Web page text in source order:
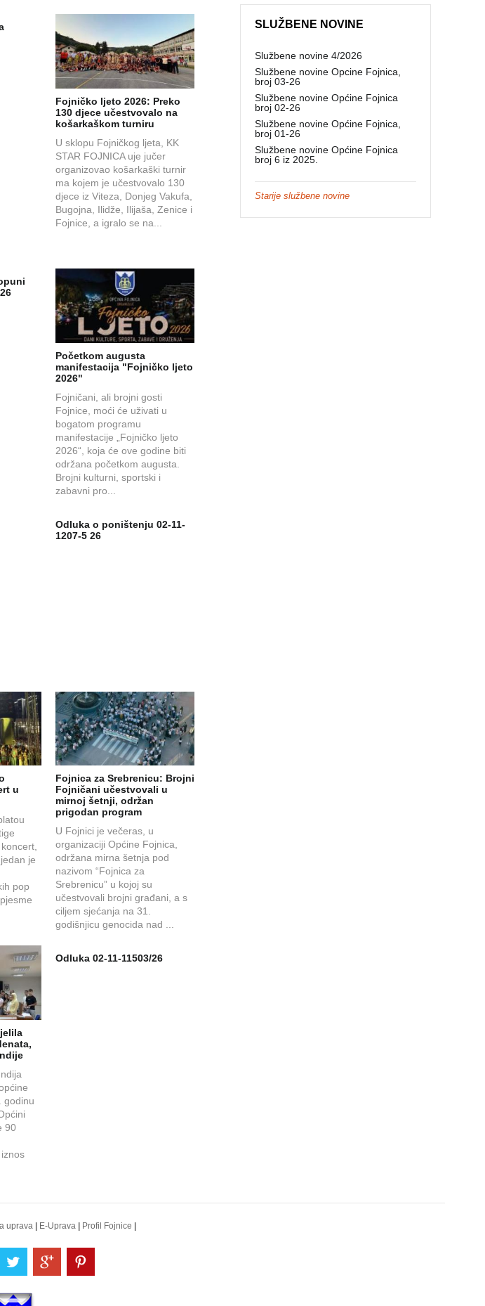
Fojničko ljeto 2026: Preko
130 djece učestvovalo na
košarkaškom turniru
U sklopu Fojničkog ljeta, KK
STAR FOJNICA uje jučer
organizovao košarkaški turnir
ma kojem je učestvovalo 130
djece iz Viteza, Donjeg Vakufa,
Bugojna, Ilidže, Ilijaša, Zenice i
Fojnice, a igralo se na...
Početkom augusta
manifestacija "Fojničko ljeto
2026"
Fojničani, ali brojni gosti
Fojnice, moći će uživati u
bogatom programu
manifestacije „Fojničko ljeto
2026“, koja će ove godine biti
održana početkom augusta.
Brojni kulturni, sportski i
zabavni pro...
Odluka o poništenju 02-11-
1207-5 26
u
je
pop
Fojnica za Srebrenicu: Brojni
Fojničani učestvovali u
mirnoj šetnji, održan
prigodan program
U Fojnici je večeras, u
organizaciji Općine Fojnica,
održana mirna šetnja pod
nazivom “Fojnica za
Srebrenicu” u kojoj su
učestvovali brojni građani, a s
ciljem sjećanja na 31.
godišnjicu genocida nad ...
godinu
90
Odluka 02-11-11503/26
SLUŽBENE NOVINE
Službene novine 4/2026
Službene novine Opcine Fojnica,
broj 03-26
Službene novine Općine Fojnica
broj 02-26
Službene novine Općine Fojnica,
broj 01-26
Službene novine Općine Fojnica
broj 6 iz 2025.
Starije službene novine
uprava E-Uprava Profil Fojnice